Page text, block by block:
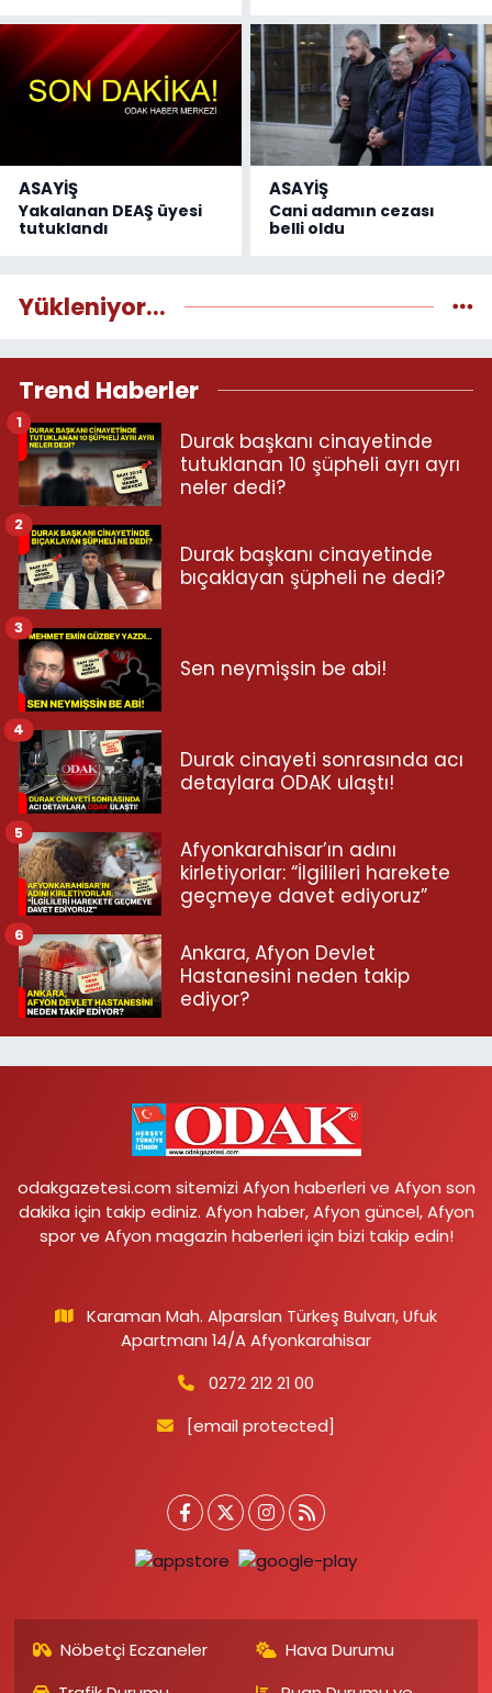
ASAYİŞ
Yakalanan DEAŞ üyesi
tutuklandı
ASAYİŞ
Cani adamın cezası
belli oldu
Yükleniyor...
Trend Haberler
Durak başkanı cinayetinde
tutuklanan 10 şüpheli ayrı ayrı
neler dedi?
1
Durak başkanı cinayetinde
bıçaklayan şüpheli ne dedi?
2
Sen neymişsin be abi!
3
Durak cinayeti sonrasında acı
detaylara ODAK ulaştı!
4
Afyonkarahisar’ın adını
kirletiyorlar: “İlgilileri harekete
geçmeye davet ediyoruz”
5
Ankara, Afyon Devlet
Hastanesini neden takip
ediyor?
6
odakgazetesi.com sitemizi Afyon haberleri ve Afyon son
dakika için takip ediniz. Afyon haber, Afyon güncel, Afyon
spor ve Afyon magazin haberleri için bizi takip edin!
Karaman Mah. Alparslan Türkeş Bulvarı, Ufuk
Apartmanı 14/A Afyonkarahisar
0272 212 21 00
[email protected]
Nöbetçi Eczaneler
Hava Durumu